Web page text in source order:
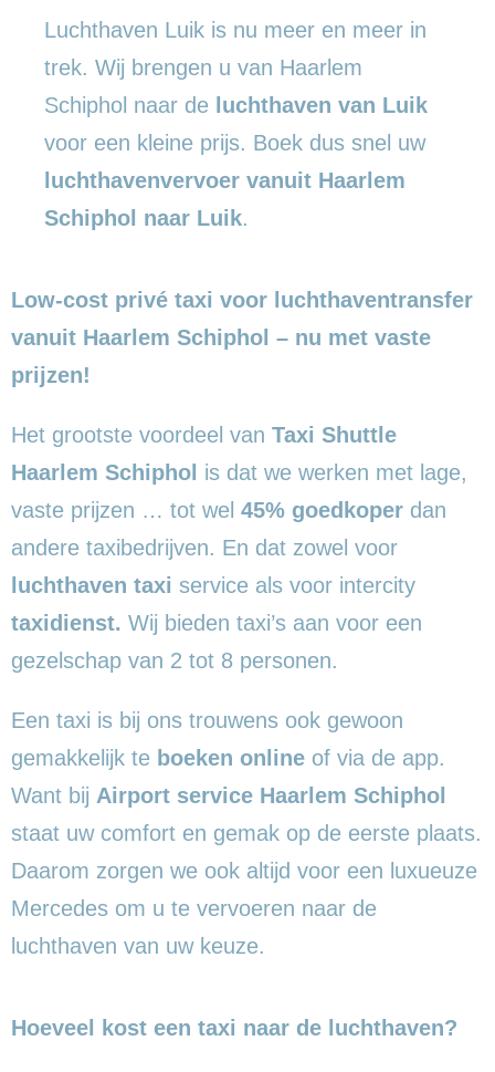
Luchthaven Luik is nu meer en meer in
trek. Wij brengen u van Haarlem
Schiphol naar de luchthaven van Luik
voor een kleine prijs. Boek dus snel uw
luchthavenvervoer vanuit Haarlem
Schiphol naar Luik.
Low-cost privé taxi voor luchthaventransfer
vanuit Haarlem Schiphol – nu met vaste
prijzen!
Het grootste voordeel van Taxi Shuttle
Haarlem Schiphol is dat we werken met lage,
vaste prijzen … tot wel 45% goedkoper dan
andere taxibedrijven. En dat zowel voor
luchthaven taxi service als voor intercity
taxidienst. Wij bieden taxi’s aan voor een
gezelschap van 2 tot 8 personen.
Een taxi is bij ons trouwens ook gewoon
gemakkelijk te boeken online of via de app.
Want bij Airport service Haarlem Schiphol
staat uw comfort en gemak op de eerste plaats.
Daarom zorgen we ook altijd voor een luxueuze
Mercedes om u te vervoeren naar de
luchthaven van uw keuze.
Hoeveel kost een taxi naar de luchthaven?